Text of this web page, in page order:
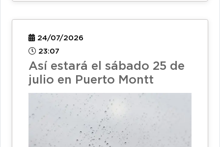
24/07/2026
23:07
Así estará el sábado 25 de
julio en Puerto Montt